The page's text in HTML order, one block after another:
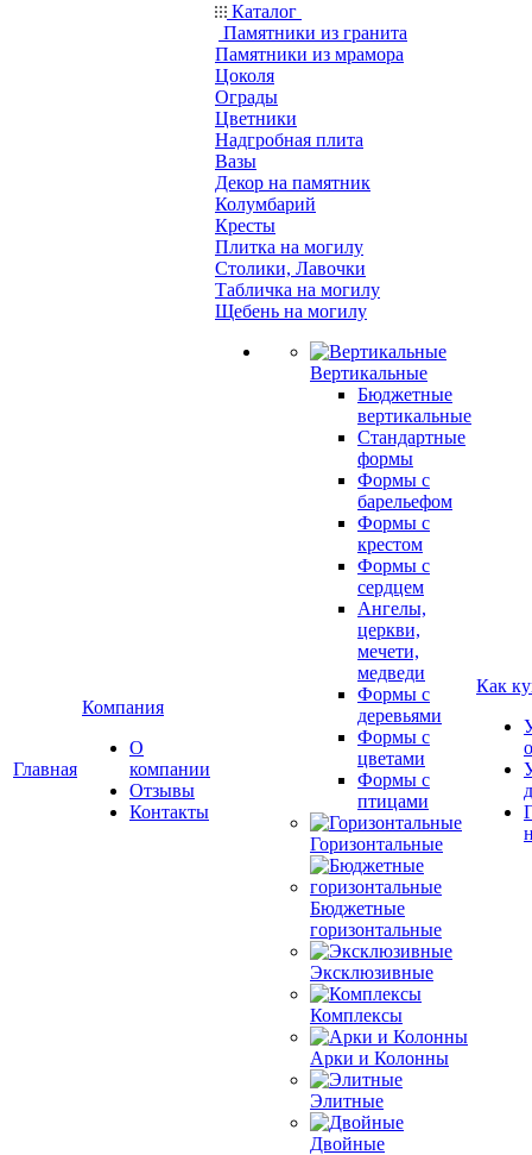
Главная
Компания
О
компании
Отзывы
Контакты
Каталог
Памятники из гранита
Памятники из мрамора
Цоколя
Ограды
Цветники
Надгробная плита
Вазы
Декор на памятник
Колумбарий
Кресты
Плитка на могилу
Столики, Лавочки
Табличка на могилу
Щебень на могилу
Вертикальные
Бюджетные
вертикальные
Стандартные
формы
Формы с
барельефом
Формы с
крестом
Формы с
сердцем
Ангелы,
церкви,
мечети,
медведи
Формы с
деревьями
Формы с
цветами
Формы с
птицами
Горизонтальные
Бюджетные
горизонтальные
Эксклюзивные
Комплексы
Арки и Колонны
Элитные
Двойные
Как